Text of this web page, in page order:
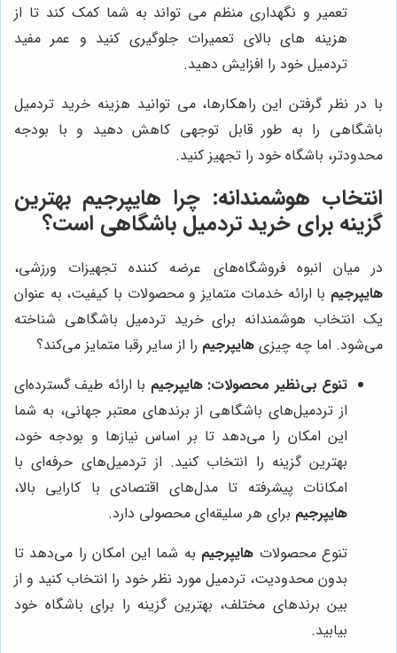
تعمیر و نگهداری منظم می تواند به شما کمک کند تا از
هزینه های بالای تعمیرات جلوگیری کنید و عمر مفید
تردمیل خود را افزایش دهید.
با در نظر گرفتن این راهکارها، می توانید هزینه خرید تردمیل
باشگاهی را به طور قابل توجهی کاهش دهید و با بودجه
محدودتر، باشگاه خود را تجهیز کنید.
انتخاب هوشمندانه: چرا هایپرجیم بهترین
گزینه برای خرید تردمیل باشگاهی است؟
در میان انبوه فروشگاه‌های عرضه کننده تجهیزات ورزشی،
هایپرجیم با ارائه خدمات متمایز و محصولات با کیفیت، به عنوان
یک انتخاب هوشمندانه برای خرید تردمیل باشگاهی شناخته
می‌شود. اما چه چیزی هایپرجیم را از سایر رقبا متمایز می‌کند؟
تنوع بی‌نظیر محصولات: هایپرجیم با ارائه طیف گسترده‌ای
از تردمیل‌های باشگاهی از برندهای معتبر جهانی، به شما
این امکان را می‌دهد تا بر اساس نیازها و بودجه خود،
بهترین گزینه را انتخاب کنید. از تردمیل‌های حرفه‌ای با
امکانات پیشرفته تا مدل‌های اقتصادی با کارایی بالا،
هایپرجیم برای هر سلیقه‌ای محصولی دارد.
تنوع محصولات هایپرجیم به شما این امکان را می‌دهد تا
بدون محدودیت، تردمیل مورد نظر خود را انتخاب کنید و از
بین برندهای مختلف، بهترین گزینه را برای باشگاه خود
بیابید.